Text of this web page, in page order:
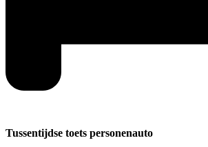
Tussentijdse toets personenauto